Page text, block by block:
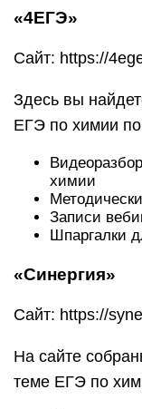
«4ЕГЭ»
Сайт: https://
Здесь вы
ЕГЭ по химии
химии
Записи
Шпаргалки
«Синергия»
Сайт: https://
На сайте
теме ЕГЭ по